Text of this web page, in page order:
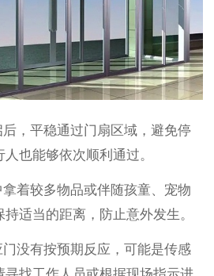
，平稳通过门扇区域，避免停
也能够依次顺利通过。
着较多物品或伴随孩童、宠物
适当的距离，防止意外发生。
没有按预期反应，可能是传感